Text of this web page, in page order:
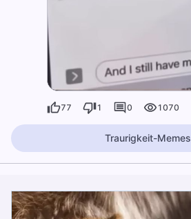
77 1 0 1070
Traurigkeit-Memes